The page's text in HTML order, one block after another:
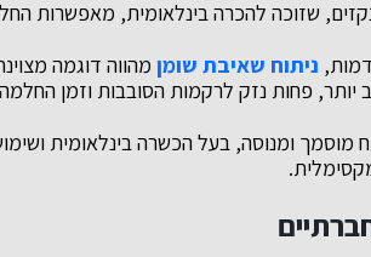
שזוכה להכרה בינלאומית, מאפשרות
ניתוח שאיבת שומן מהווה דוגמה
יותר, פחות נזק לרקמות הסובבות וזמן
מוסמך ומנוסה, בעל הכשרה בינלאומית